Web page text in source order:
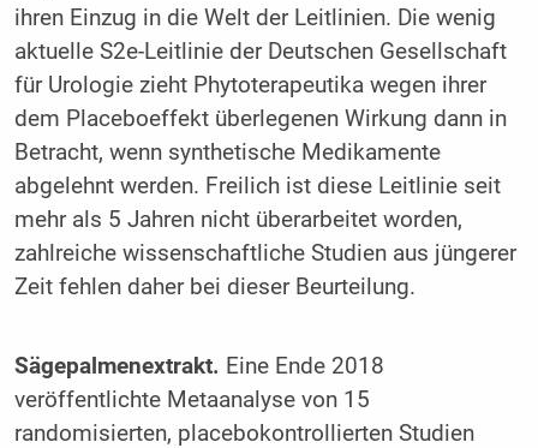
ihren Einzug in die Welt der Leitlinien. Die wenig
aktuelle S2e-Leitlinie der Deutschen Gesellschaft
für Urologie zieht Phytoterapeutika wegen ihrer
dem Placeboeffekt überlegenen Wirkung dann in
Betracht, wenn synthetische Medikamente
abgelehnt werden. Freilich ist diese Leitlinie seit
mehr als 5 Jahren nicht überarbeitet worden,
zahlreiche wissenschaftliche Studien aus jüngerer
Zeit fehlen daher bei dieser Beurteilung.
Sägepalmenextrakt. Eine Ende 2018
veröffentlichte Metaanalyse von 15
randomisierten, placebokontrollierten Studien